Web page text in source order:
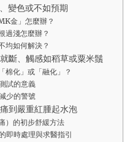
變色或不如預期
金」怎麼辦？
過淺怎麼辦？
均如何解決？
斷、觸感如稻草或粟米鬚
棉化」或「融化」？
試的意義
少的警號
到嚴重紅腫起水泡
）的初步舒緩方法
即時處理與求醫指引